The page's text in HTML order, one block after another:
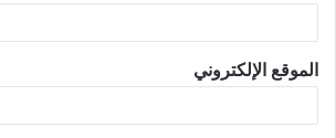
الموقع الإلكتروني